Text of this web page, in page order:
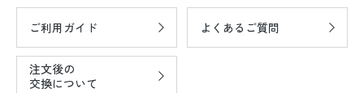
ご利用ガイド よくあるご質問
注文後の
交換について